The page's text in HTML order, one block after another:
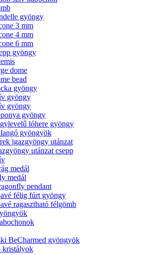
gyöngy
3 mm
4 mm
6 mm
gyöngy
dome
bead
gyöngy
gyöngy
gyöngy
gyöngy
lóhere gyöngy
gyöngyök
igazgyöngy utánzat
utánzat csepp
medál
medál
pendant
félig fúrt gyöngy
ragasztható félgömb
BeCharmed gyöngyök
kristályok